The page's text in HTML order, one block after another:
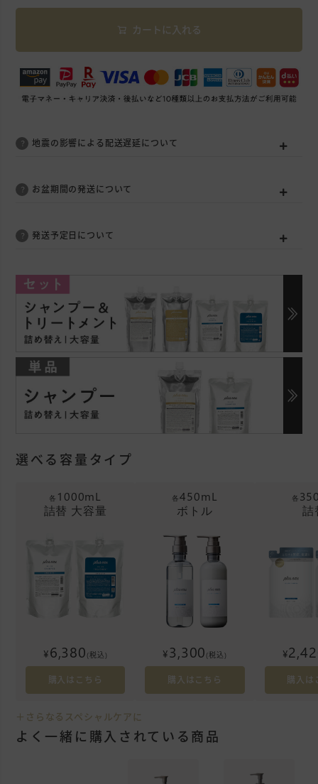
カートに入れる
地震の影響による配送遅延について
お盆期間の発送について
発送予定日について
選べる容量タイプ
各 1000mL
詰替 大容量
¥6,380 (税込)
購入はこちら
各450mL
ボトル
¥3,300 (税込)
購入はこちら
各
詰
¥
購入は
＋さらなるスペシャルケアに
よく一緒に購入されている商品